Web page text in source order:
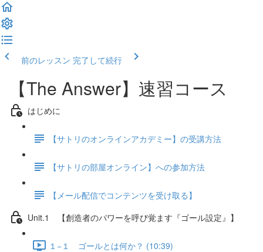
前のレッスン 完了して続行
【The Answer】速習コース
はじめに
【サトリのオンラインアカデミー】の受講方法
【サトリの部屋オンライン】への参加方法
【メール配信でコンテンツを受け取る】
Unit.1 【創造者のパワーを呼び覚ます『ゴール設定』】
１−１ ゴールとは何か？ (10:39)